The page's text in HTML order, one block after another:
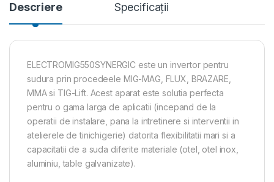
Descriere Specificații
ELECTROMIG550SYNERGIC este un invertor pentru
sudura prin procedeele MIG-MAG, FLUX, BRAZARE,
MMA si TIG-Lift. Acest aparat este solutia perfecta
pentru o gama larga de aplicatii (incepand de la
operatii de instalare, pana la intretinere si interventii in
atelierele de tinichigerie) datorita flexibilitatii mari si a
capacitatii de a suda diferite materiale (otel, otel inox,
aluminiu, table galvanizate).